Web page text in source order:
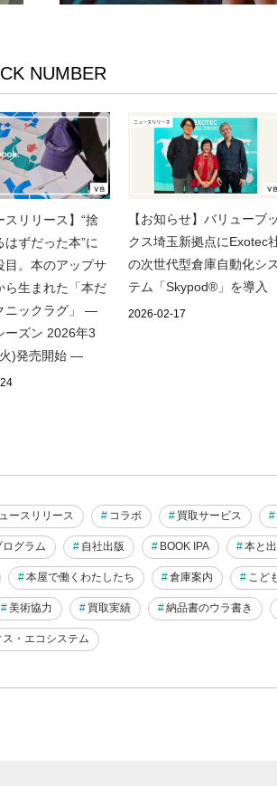
NUMBER
スリリース】“捨
はずだった本”に
目。本のアップサ
ら生まれた「本だ
ニックラグ」 ―
ーズン 2026年3
)発売開始 ―
【お知らせ】バリューブッ
クス埼玉新拠点にExotec
の次世代型倉庫自動化シス
テム「Skypod®」を導入
2026-02-17
ースリリース コラボ 買取サービス
グラム 自社出版 BOOK IPA 本と
本屋で働くわたしたち 倉庫案内 こど
美術協力 買取実績 納品書のウラ書き
・エコシステム